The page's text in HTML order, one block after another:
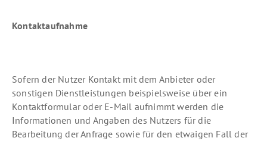
Kontaktaufnahme
Sofern der Nutzer Kontakt mit dem Anbieter oder
sonstigen Dienstleistungen beispielsweise über ein
Kontaktformular oder E-Mail aufnimmt werden die
Informationen und Angaben des Nutzers für die
Bearbeitung der Anfrage sowie für den etwaigen Fall der